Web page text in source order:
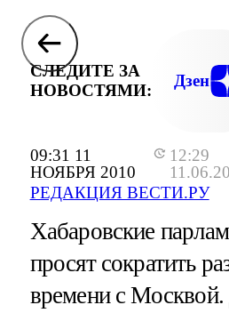
09:31 11
НОЯБРЯ 2010
12:29
РЕДАКЦИЯ ВЕСТИ.РУ
СЛЕДИТЕ ЗА
НОВОСТЯМИ:
Дзен
Хабаровские
просят сократить
времени с